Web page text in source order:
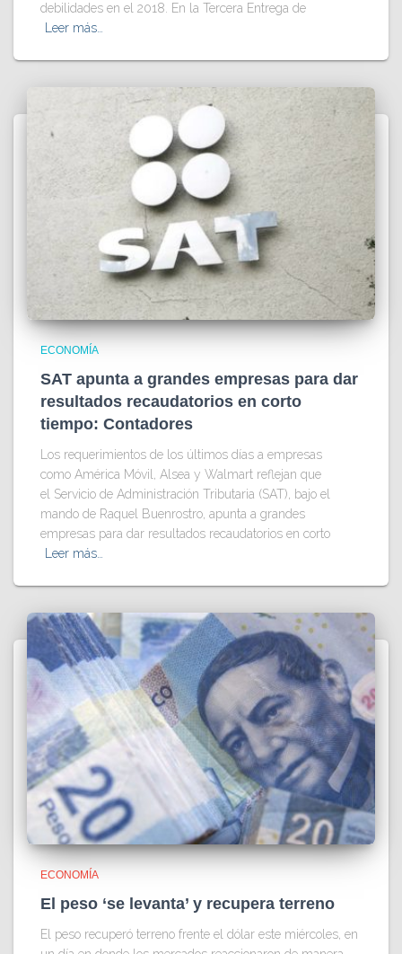
debilidades en el 2018. En la Tercera Entrega de
Leer más…
ECONOMÍA
SAT apunta a grandes empresas para dar
resultados recaudatorios en corto
tiempo: Contadores
Los requerimientos de los últimos días a empresas
como América Móvil, Alsea y Walmart reflejan que
el Servicio de Administración Tributaria (SAT), bajo el
mando de Raquel Buenrostro, apunta a grandes
empresas para dar resultados recaudatorios en corto
Leer más…
ECONOMÍA
El peso ‘se levanta’ y recupera terreno
El peso recuperó terreno frente el dólar este miércoles, en